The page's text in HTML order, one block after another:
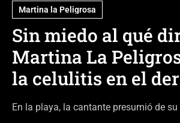
Martina la Peligrosa
Sin miedo al qué
Martina La
la celulitis en el
En la playa, la cantante presumió de